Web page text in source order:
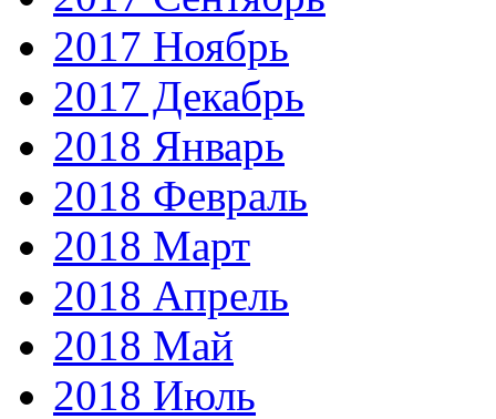
2017 Ноябрь
2017 Декабрь
2018 Январь
2018 Февраль
2018 Март
2018 Апрель
2018 Май
2018 Июль